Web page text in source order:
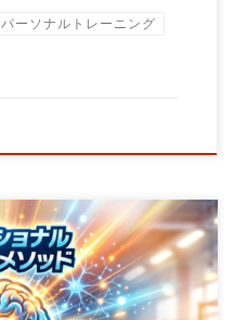
パーソナルトレーニング